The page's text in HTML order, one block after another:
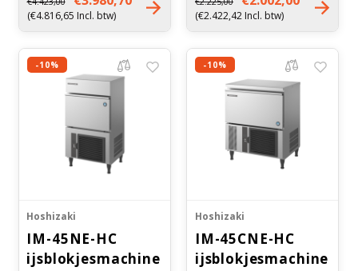
Luchtgekoeld
Gewicht: 70 kg
(€4.816,65 Incl. btw)
Gewicht: 34 kg
(€2.422,42 Incl. btw)
-10%
Hoshizaki
IM-45NE-HC
ijsblokjesmachine
-10%
Hoshizaki
IM-45CNE-HC
ijsblokjesmachine